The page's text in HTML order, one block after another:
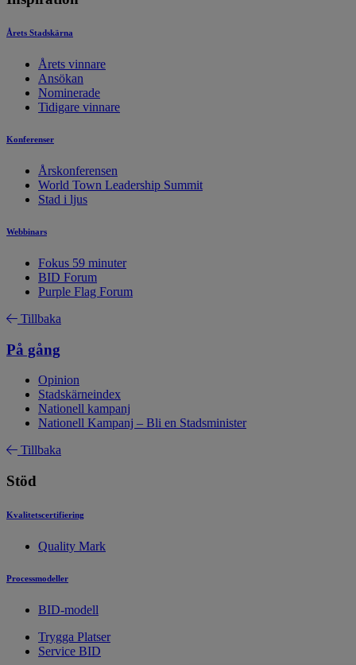
Årets Stadskärna
Årets vinnare
Ansökan
Nominerade
Tidigare vinnare
Konferenser
Årskonferensen
World Town Leadership Summit
Stad i ljus
Webbinars
Fokus 59 minuter
BID Forum
Purple Flag Forum
Tillbaka
På gång
Opinion
Stadskärneindex
Nationell kampanj
Nationell Kampanj – Bli en Stadsminister
Tillbaka
Stöd
Kvalitetscertifiering
Quality Mark
Processmodeller
BID-modell
Trygga Platser
Service BID